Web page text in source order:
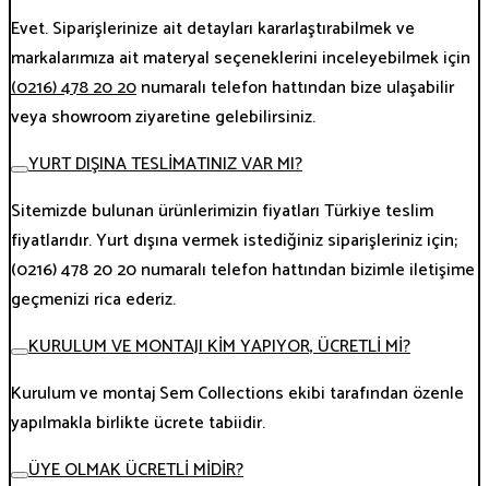
Evet. Siparişlerinize ait detayları kararlaştırabilmek ve
markalarımıza ait materyal seçeneklerini inceleyebilmek için
(0216) 478 20 20numaralı telefon hattından bize ulaşabilir
veya showroom ziyaretine gelebilirsiniz.
YURT DIŞINA TESLİMATINIZ VAR MI?
Sitemizde bulunan ürünlerimizin fiyatları Türkiye teslim
fiyatlarıdır. Yurt dışına vermek istediğiniz siparişleriniz için;
(0216) 478 20 20 numaralı telefon hattından bizimle iletişime
geçmenizi rica ederiz.
KURULUM VE MONTAJI KİM YAPIYOR, ÜCRETLİ Mİ?
Kurulum ve montaj Sem Collections ekibi tarafından özenle
yapılmakla birlikte ücrete tabiidir.
ÜYE OLMAK ÜCRETLİ MİDİR?